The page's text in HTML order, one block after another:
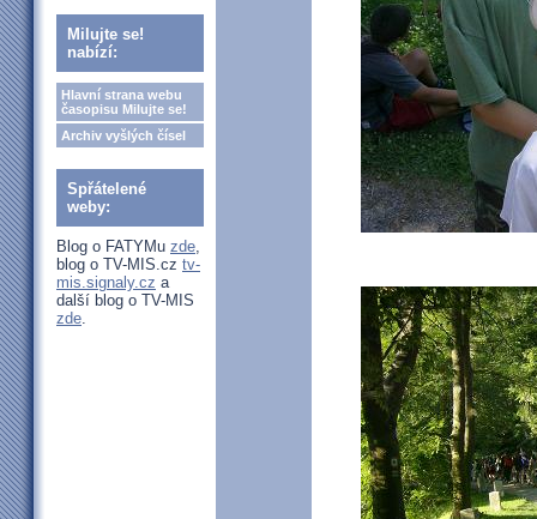
Milujte se!
nabízí:
Hlavní strana webu
časopisu Milujte se!
Archiv vyšlých čísel
Spřátelené
weby:
Blog o FATYMu zde,
blog o TV-MIS.cz tv-
mis.signaly.cz a
další blog o TV-MIS
zde.